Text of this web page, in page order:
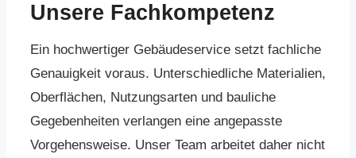
Unsere Fachkompetenz
Ein hochwertiger Gebäudeservice setzt fachliche
Genauigkeit voraus. Unterschiedliche Materialien,
Oberflächen, Nutzungsarten und bauliche
Gegebenheiten verlangen eine angepasste
Vorgehensweise. Unser Team arbeitet daher nicht